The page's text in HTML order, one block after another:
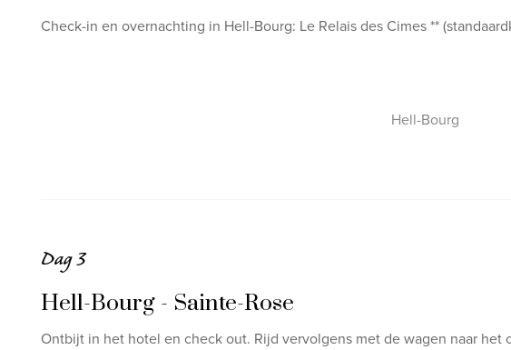
Check-in en overnachting in Hell-Bourg: Le Relais des Cimes **
Hell-Bourg
Dag 3
Hell-Bourg - Sainte-Rose
Ontbijt in het hotel en check out. Rijd vervolgens met de wagen naar het